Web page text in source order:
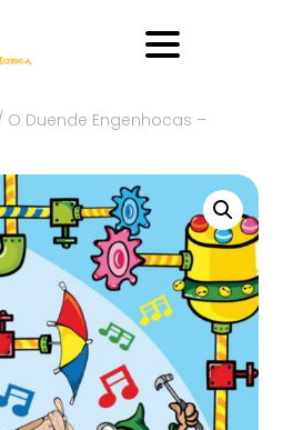
O Duende Engenhocas –